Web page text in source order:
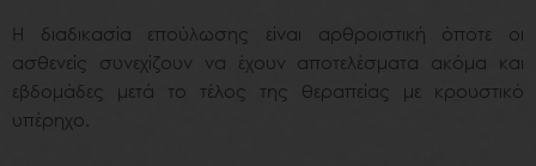
Η διαδικασία επούλωσης είναι αρθροιστική όποτε οι
ασθενείς συνεχίζουν να έχουν αποτελέσματα ακόμα και
εβδομάδες μετά το τέλος της θεραπείας με κρουστικό
υπέρηχο.